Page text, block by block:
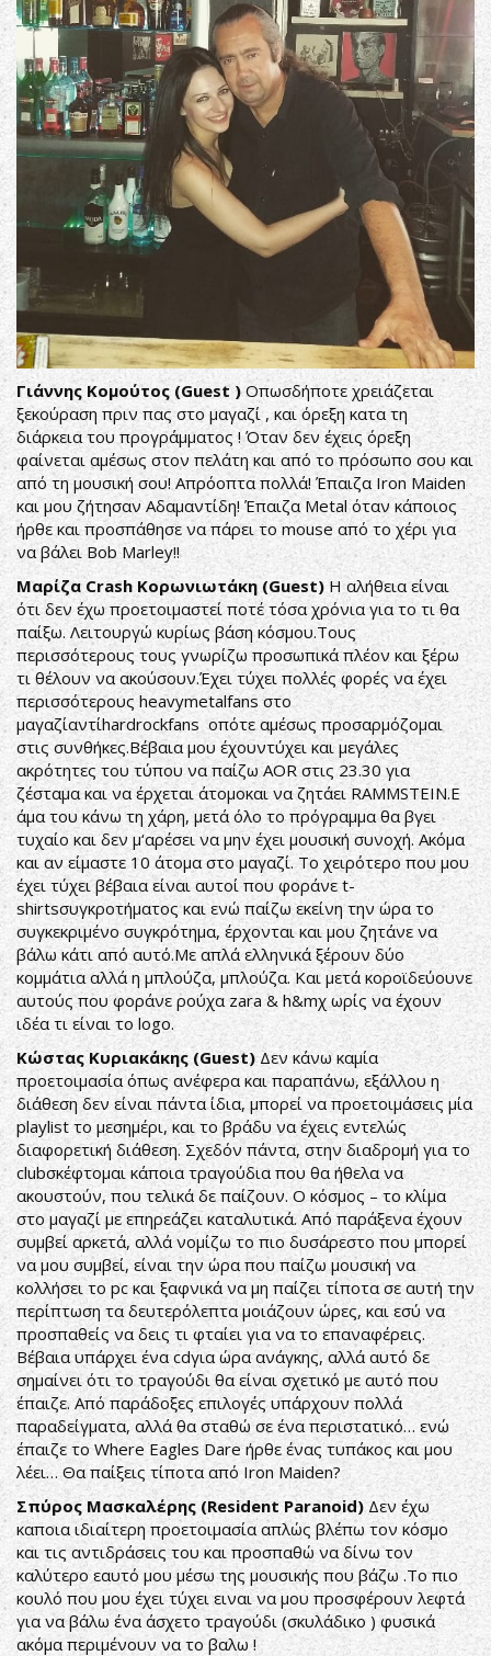
Γιάννης Κομούτος (Guest )Οπωσδήποτε χρειάζεται
ξεκούραση πριν πας στο μαγαζί , και όρεξη κατα τη
διάρκεια του προγράμματος ! Όταν δεν έχεις όρεξη
φαίνεται αμέσως στον πελάτη και από το πρόσωπο σου και
από τη μουσική σου! Απρόοπτα πολλά! Έπαιζα Iron Maiden
και μου ζήτησαν Αδαμαντίδη! Έπαιζα Metal όταν κάποιος
ήρθε και προσπάθησε να πάρει το mouse από το χέρι για
να βάλει Bob Marley!!
Μαρίζα Crash Κορωνιωτάκη (Guest) Η αλήθεια είναι
ότι δεν έχω προετοιμαστεί ποτέ τόσα χρόνια για το τι θα
παίξω. Λειτουργώ κυρίως βάση κόσμου.Τους
περισσότερους τους γνωρίζω προσωπικά πλέον και ξέρω
τι θέλουν να ακούσουν.Έχει τύχει πολλές φορές να έχει
περισσότερους heavymetalfans στο
μαγαζίαντίhardrockfans οπότε αμέσως προσαρμόζομαι
στις συνθήκες.Βέβαια μου έχουντύχει και μεγάλες
ακρότητες του τύπου να παίζω AOR στις 23.30 για
ζέσταμα και να έρχεται άτομοκαι να ζητάει RAMMSTEIN.Ε
άμα του κάνω τη χάρη, μετά όλο το πρόγραμμα θα βγει
τυχαίο και δεν μ‘αρέσει να μην έχει μουσική συνοχή. Ακόμα
και αν είμαστε 10 άτομα στο μαγαζί. Το χειρότερο που μου
έχει τύχει βέβαια είναι αυτοί που φοράνε t-
shirtsσυγκροτήματος και ενώ παίζω εκείνη την ώρα το
συγκεκριμένο συγκρότημα, έρχονται και μου ζητάνε να
βάλω κάτι από αυτό.Με απλά ελληνικά ξέρουν δύο
κομμάτια αλλά η μπλούζα, μπλούζα. Και μετά κοροϊδεύουνε
αυτούς που φοράνε ρούχα zara & h&mχ ωρίς να έχουν
ιδέα τι είναι το logo.
Κώστας Κυριακάκης (Guest)Δεν κάνω καμία
προετοιμασία όπως ανέφερα και παραπάνω, εξάλλου η
διάθεση δεν είναι πάντα ίδια, μπορεί να προετοιμάσεις μία
playlist το μεσημέρι, και το βράδυ να έχεις εντελώς
διαφορετική διάθεση. Σχεδόν πάντα, στην διαδρομή για το
clubσκέφτομαι κάποια τραγούδια που θα ήθελα να
ακουστούν, που τελικά δε παίζουν. Ο κόσμος – το κλίμα
στο μαγαζί με επηρεάζει καταλυτικά. Από παράξενα έχουν
συμβεί αρκετά, αλλά νομίζω το πιο δυσάρεστο που μπορεί
να μου συμβεί, είναι την ώρα που παίζω μουσική να
κολλήσει το pc και ξαφνικά να μη παίζει τίποτα σε αυτή την
περίπτωση τα δευτερόλεπτα μοιάζουν ώρες, και εσύ να
προσπαθείς να δεις τι φταίει για να το επαναφέρεις.
Βέβαια υπάρχει ένα cdγια ώρα ανάγκης, αλλά αυτό δε
σημαίνει ότι το τραγούδι θα είναι σχετικό με αυτό που
έπαιζε. Από παράδοξες επιλογές υπάρχουν πολλά
παραδείγματα, αλλά θα σταθώ σε ένα περιστατικό… ενώ
έπαιζε το Where Eagles Dare ήρθε ένας τυπάκος και μου
λέει… Θα παίξεις τίποτα από Iron Maiden?
Σπύρος Μασκαλέρης (Resident Paranoid)Δεν έχω
καποια ιδιαίτερη προετοιμασία απλώς βλέπω τον κόσμο
και τις αντιδράσεις του και προσπαθώ να δίνω τον
καλύτερο εαυτό μου μέσω της μουσικής που βάζω .Το πιο
κουλό που μου έχει τύχει ειναι να μου προσφέρουν λεφτά
για να βάλω ένα άσχετο τραγούδι (σκυλάδικο ) φυσικά
ακόμα περιμένουν να το βαλω !